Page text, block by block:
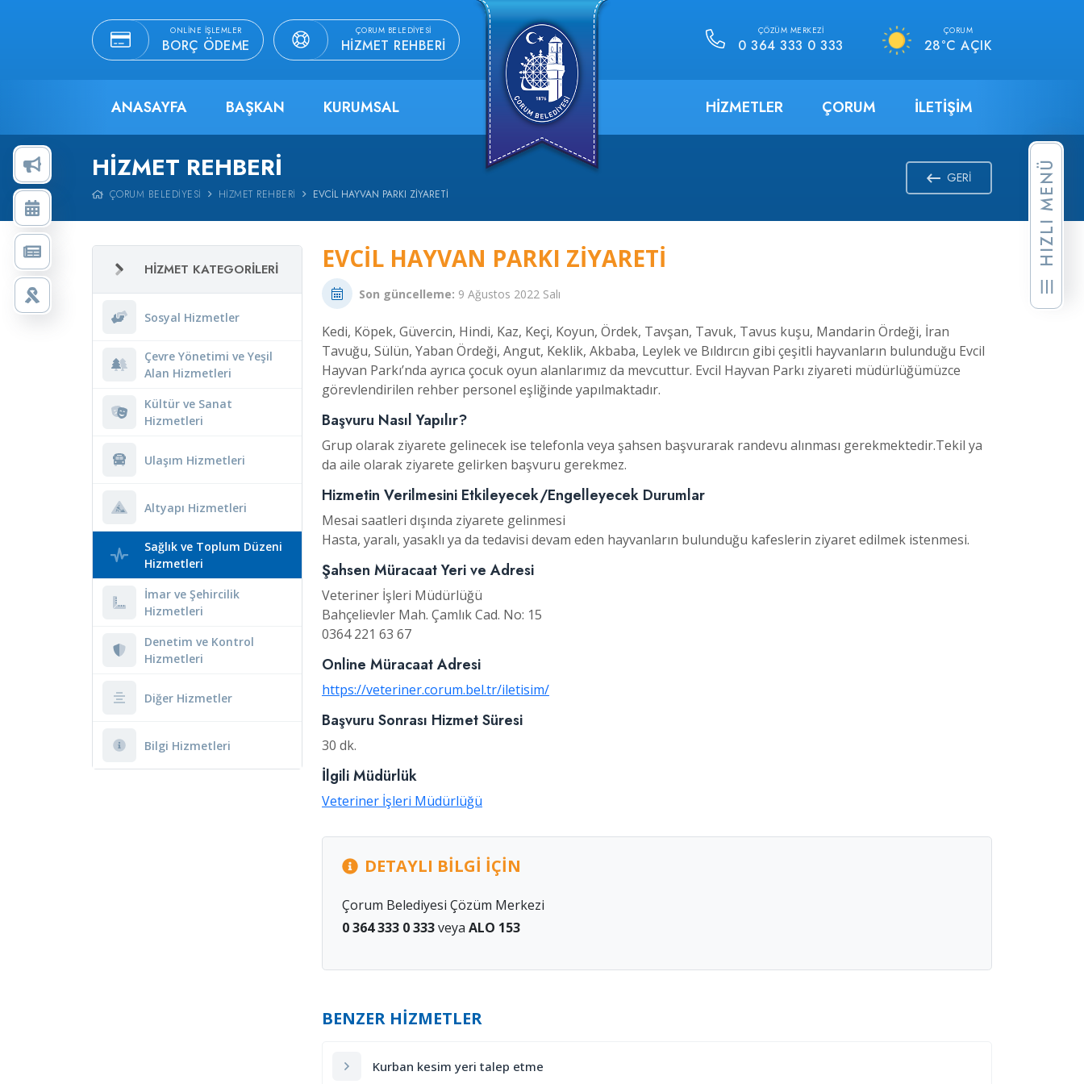
ONLINE İŞLEMLER
BORÇ ÖDEME
ÇORUM BELEDIYESI
HIZMET REHBERI
ÇÖZÜM MERKEZI
0 364 333 0 333
ÇORUM
28°C AÇIK
ANASAYFA BAŞKAN KURUMSAL HIZMETLER ÇORUM İLETIŞIM
HIZMET REHBERI
ÇORUM BELEDIYESI HIZMET REHBERI EVCIL HAYVAN PARKI ZIYARETI
GERI
HIZMET KATEGORILERI
Sosyal Hizmetler
Çevre Yönetimi ve Yeşil
Alan Hizmetleri
Kültür ve Sanat
Hizmetleri
Ulaşım Hizmetleri
Altyapı Hizmetleri
Sağlık ve Toplum Düzeni
Hizmetleri
İmar ve Şehircilik
Hizmetleri
Denetim ve Kontrol
Hizmetleri
Diğer Hizmetler
Bilgi Hizmetleri
EVCIL HAYVAN PARKI ZIYARETI
Son güncelleme: 9 Ağustos 2022 Salı
Kedi, Köpek, Güvercin, Hindi, Kaz, Keçi, Koyun, Ördek, Tavşan, Tavuk, Tavus kuşu, Mandarin Ördeği, İran
Tavuğu, Sülün, Yaban Ördeği, Angut, Keklik, Akbaba, Leylek ve Bıldırcın gibi çeşitli hayvanların bulunduğu Evcil
Hayvan Parkı’nda ayrıca çocuk oyun alanlarımız da mevcuttur. Evcil Hayvan Parkı ziyareti müdürlüğümüzce
görevlendirilen rehber personel eşliğinde yapılmaktadır.
Başvuru Nasıl Yapılır?
Grup olarak ziyarete gelinecek ise telefonla veya şahsen başvurarak randevu alınması gerekmektedir.Tekil ya
da aile olarak ziyarete gelirken başvuru gerekmez.
Hizmetin Verilmesini Etkileyecek/Engelleyecek Durumlar
Mesai saatleri dışında ziyarete gelinmesi
Hasta, yaralı, yasaklı ya da tedavisi devam eden hayvanların bulunduğu kafeslerin ziyaret edilmek istenmesi.
Şahsen Müracaat Yeri ve Adresi
Veteriner İşleri Müdürlüğü
Bahçelievler Mah. Çamlık Cad. No: 15
0364 221 63 67
Online Müracaat Adresi
https://veteriner.corum.bel.tr/iletisim/
Başvuru Sonrası Hizmet Süresi
30 dk.
İlgili Müdürlük
Veteriner İşleri Müdürlüğü
DETAYLI BILGI İÇIN
Çorum Belediyesi Çözüm Merkezi
0 364 333 0 333veya ALO 153
BENZER HIZMETLER
Kurban kesim yeri talep etme
HIZLI MENÜ